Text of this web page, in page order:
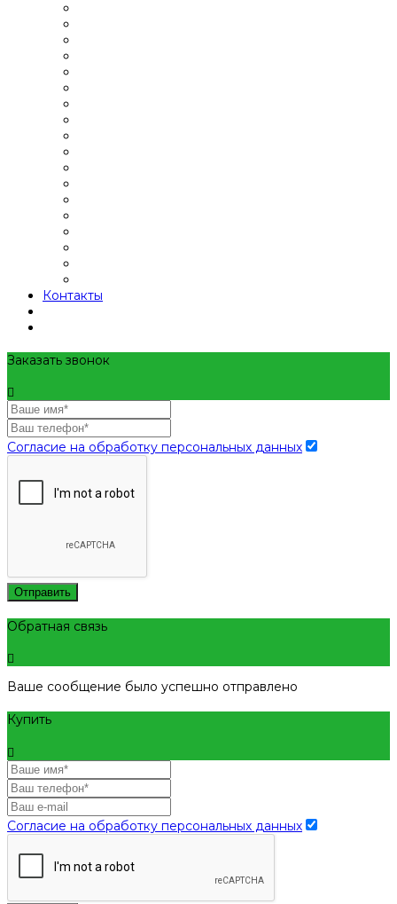
Контакты
Заказать звонок
Согласие на обработку персональных данных
Отправить
Обратная связь
Ваше сообщение было успешно отправлено
Купить
Согласие на обработку персональных данных